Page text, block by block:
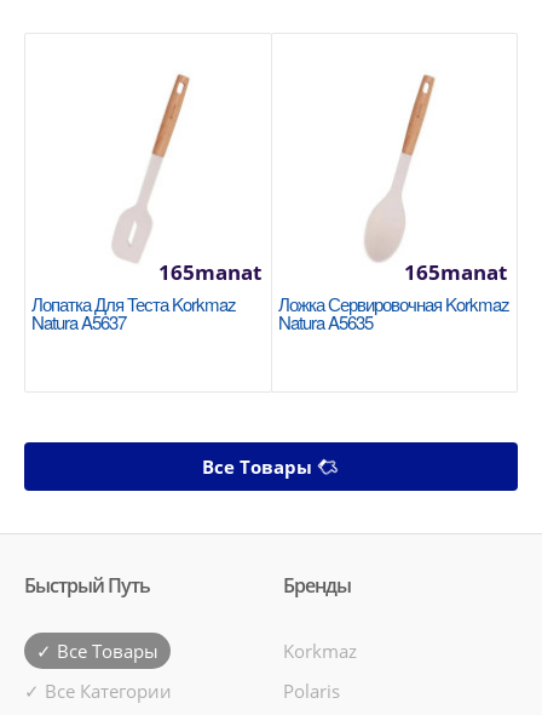
Лопатка Для Теста Korkmaz
Natura A5637
165manat
Ложка Сервировочная Korkmaz
Natura A5635
165manat
Все Товары
Быстрый Путь
✓ Все Товары
✓ Все Категории
Бренды
Korkmaz
Polaris